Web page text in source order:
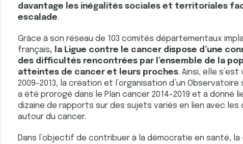
davantage les inégalités sociales et territoriales
escalade.
Grâce à son réseau de 103 comités départementaux
français, la Ligue contre le cancer dispose d’une
des difficultés rencontrées par l’ensemble de la
atteintes de cancer et leurs proches. Ainsi, elle
2009-2013, la création et l’organisation d’un
a été prorogé dans le Plan cancer 2014-2019 et a donné
dizaine de rapports sur des sujets variés en lien avec
autour du cancer.
Dans l’objectif de contribuer à la démocratie en santé, la